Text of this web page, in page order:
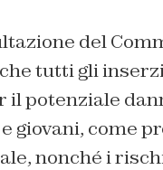
del
tutti gli
il potenziale
come
nonché i